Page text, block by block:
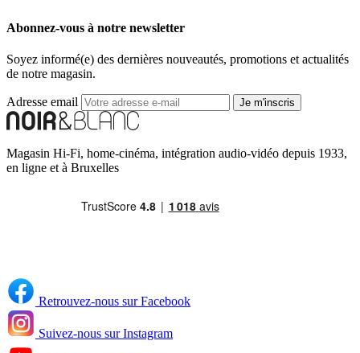
Abonnez-vous à notre newsletter
Soyez informé(e) des dernières nouveautés, promotions et actualités
de notre magasin.
Adresse email Je m'inscris
Magasin Hi-Fi, home-cinéma, intégration audio-vidéo depuis 1933,
en ligne et à Bruxelles
Retrouvez-nous sur Facebook
Suivez-nous sur Instagram